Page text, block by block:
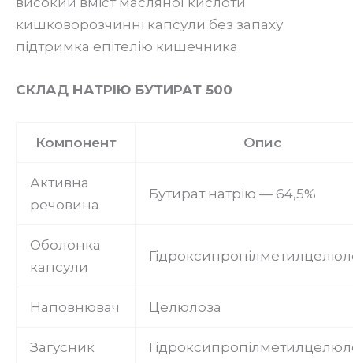
кишковорозчинні капсули без запаху
підтримка епітелію кишечника
СКЛАД НАТРІЮ БУТИРАТ 500
Компонент Опис
Активна
речовина
Бутират натрію — 64,5%
Оболонка
капсули
Наповнювач Целюлоза
Загусник